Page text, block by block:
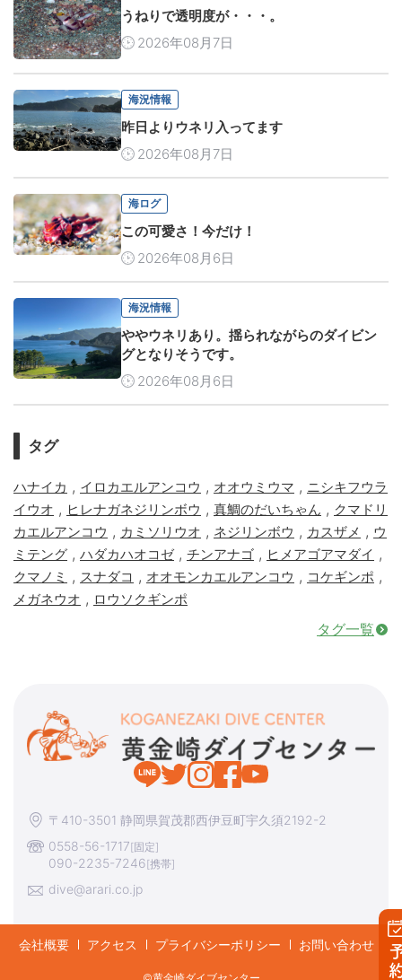
うねりで透明度が・・・。
2026年08月7日
海況情報
昨日よりウネリ入ってます
2026年08月7日
海ログ
この可愛さ！今だけ！
2026年08月6日
海況情報
ややウネリあり。揺られながらのダイビン
グとなりそうです。
2026年08月6日
タグ
ハナイカ , イロカエルアンコウ , オオウミウマ , ニシキフウラ
イウオ , ヒレナガネジリンボウ , 真鯛のだいちゃん , クマドリ
カエルアンコウ , カミソリウオ , ネジリンボウ , カスザメ , ウ
ミテング , ハダカハオコゼ, チンアナゴ , ヒメアゴアマダイ ,
クマノミ , スナダコ , オオモンカエルアンコウ , コケギンポ ,
メガネウオ , ロウソクギンポ
タグ一覧
〒410-3501 静岡県賀茂郡西伊豆町宇久須2192-2
0558-56-1717[固定]
090-2235-7246[携帯]
dive@arari.co.jp
会社概要 アクセス プライバシーポリシー お問い合わせ